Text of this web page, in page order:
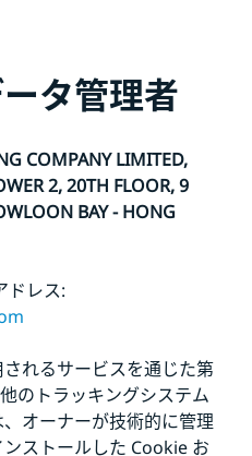
タ管理者
COMPANY LIMITED,
2, 20TH FLOOR, 9
BAY - HONG
ドレス:
れるサービスを通じた第
のトラッキングシステム
オーナーが技術的に管理
ストールした Cookie お